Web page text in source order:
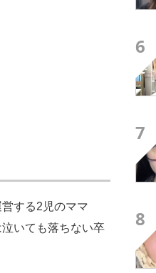
営する2児のママ
いても落ちない卒
6
7
8